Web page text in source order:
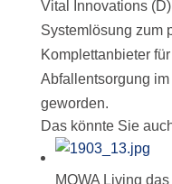
Vital Innovations
Systemlösung zum
Komplettanbieter
Abfallentsorgung
geworden.
Das könnte Sie
MOWA Living